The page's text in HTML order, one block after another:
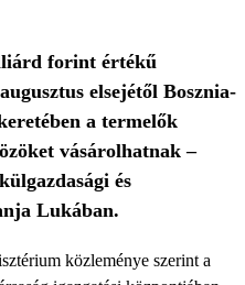
forint értékű
elsejétől Bosznia-
a termelők
vásárolhatnak –
és
Lukában.
közleménye szerint a